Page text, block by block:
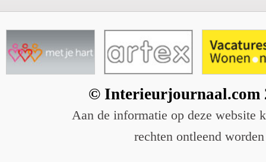
© Interieurjournaal.com
Aan de informatie op deze website
rechten ontleend worden